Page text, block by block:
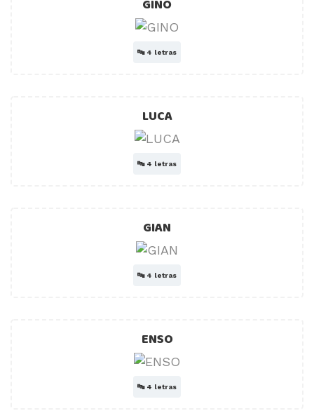
GINO
🔤 4 letras
LUCA
🔤 4 letras
GIAN
🔤 4 letras
ENSO
🔤 4 letras